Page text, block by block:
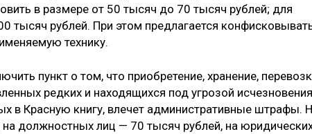
в размере от 50 тысяч до 70 тысяч рублей; для
тысяч рублей. При этом предлагается
технику.
пункт о том, что приобретение, хранение,
редких и находящихся под угрозой исчезновения
в Красную книгу, влечет административные штрафы.
должностных лиц — 70 тысяч рублей, на